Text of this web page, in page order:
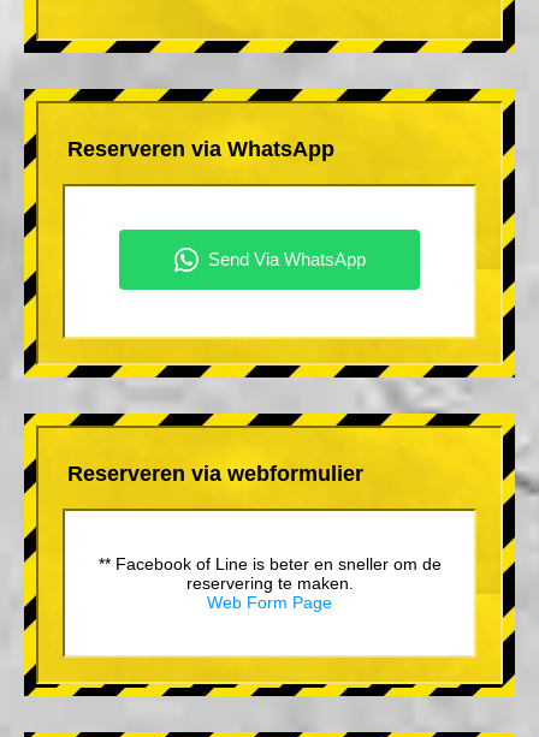
Reserveren via WhatsApp
Reserveren via webformulier
** Facebook of Line is beter en sneller om de
reservering te maken.
Web Form Page